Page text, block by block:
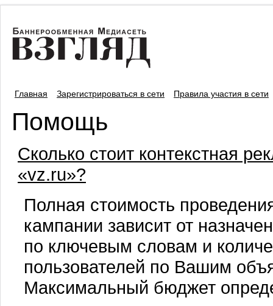
Главная Зарегистрироваться в сети Правила участия в сети
Помощь
Сколько стоит контекстная
«vz.ru»?
Полная стоимость
кампании зависит от
по ключевым словам и
пользователей по Вашим
Максимальный бюджет